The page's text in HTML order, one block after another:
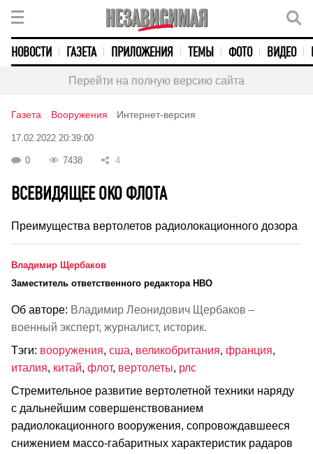
НОВОСТИ ГАЗЕТА ПРИЛОЖЕНИЯ ТЕМЫ ФОТО ВИДЕО
Перейти на полную версию сайта
Газета Вооружения Интернет-версия
17.02.2022 20:39:00
0 7438 4
ВСЕВИДЯЩЕЕ ОКО ФЛОТА
Преимущества вертолетов радиолокационного дозора
Владимир Щербаков
Заместитель ответственного редактора НВО
Об авторе: Владимир Леонидович Щербаков –
военный эксперт, журналист, историк.
Тэги: вооружения, сша, великобритания, франция,
италия, китай, флот, вертолеты, рлс
Стремительное развитие вертолетной техники наряду
с дальнейшим совершенствованием
радиолокационного вооружения, сопровождавшееся
снижением массо-габаритных характеристик радаров